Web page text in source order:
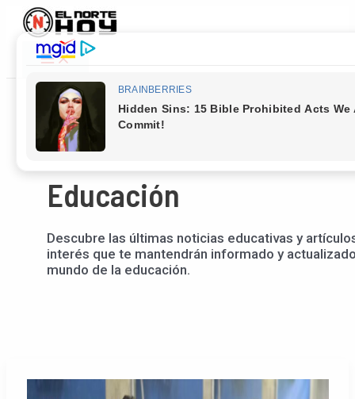
contenido
Main
Menu
Educación
Descubre las últimas noticias educativas y
interés que te mantendrán informado y
mundo de la educación.
Paginación
de
entradas